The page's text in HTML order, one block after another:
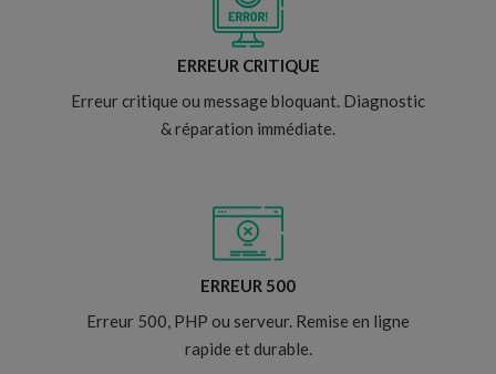
ERREUR CRITIQUE
Erreur critique ou message bloquant. Diagnostic
& réparation immédiate.
ERREUR 500
Erreur 500, PHP ou serveur. Remise en ligne
rapide et durable.